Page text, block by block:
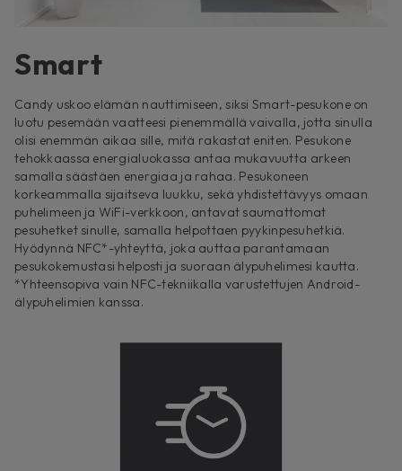
Smart
Candy uskoo elämän nauttimiseen, siksi Smart-pesukone on
luotu pesemään vaatteesi pienemmällä vaivalla, jotta sinulla
olisi enemmän aikaa sille, mitä rakastat eniten. Pesukone
tehokkaassa energialuokassa antaa mukavuutta arkeen
samalla säästäen energiaa ja rahaa. Pesukoneen
korkeammalla sijaitseva luukku, sekä yhdistettävyys omaan
puhelimeen ja WiFi-verkkoon, antavat saumattomat
pesuhetket sinulle, samalla helpottaen pyykinpesuhetkiä.
Hyödynnä NFC*-yhteyttä, joka auttaa parantamaan
pesukokemustasi helposti ja suoraan älypuhelimesi kautta.
*Yhteensopiva vain NFC-tekniikalla varustettujen Android-
älypuhelimien kanssa.